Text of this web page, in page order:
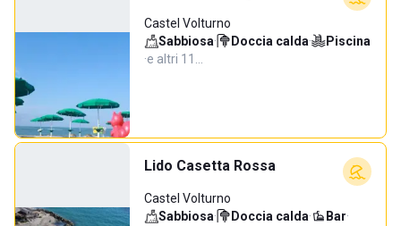
Castel Volturno
Sabbiosa· Doccia calda·
Piscina
·e altri 11…
Lido Casetta Rossa
Castel Volturno
Sabbiosa· Doccia calda· Bar·